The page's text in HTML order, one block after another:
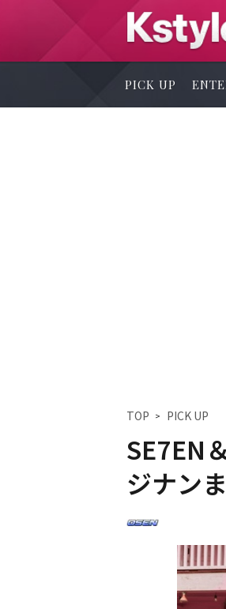
PICK UP
TOP PICK UP
SE7EN
ジナン